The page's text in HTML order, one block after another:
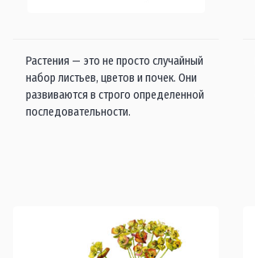
Растения — это не просто случайный
набор листьев, цветов и почек. Они
развиваются в строго определенной
последовательности.